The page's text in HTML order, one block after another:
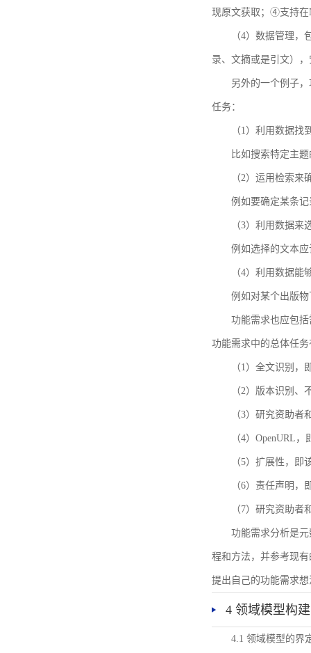
现原文获取；④支持在
（4）数据管理
录、文摘或是引文）
另外的一个例子，
任务：
（1）利用数据找
比如搜索特定主
（2）运用检索来
例如要确定某条
（3）利用数据来
例如选择的文本
（4）利用数据能
例如对某个出版
功能需求也应包括
功能需求中的总体任
（1）全文识别
（2）版本识别、
（3）研究资助者
（4）OpenURL
（5）扩展性，
（6）责任声明，
（7）研究资助
功能需求分析是
程和方法，并参考现
提出自己的功能需求
4 领域模型构建
4.1 领域模型的界